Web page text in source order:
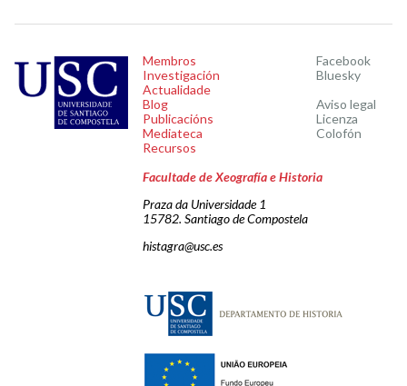
Membros
Investigación
Actualidade
Blog
Publicacións
Mediateca
Recursos
Facebook
Bluesky
Aviso legal
Licenza
Colofón
Facultade de Xeografía e Historia
Praza da Universidade 1
15782. Santiago de Compostela
histagra@usc.es